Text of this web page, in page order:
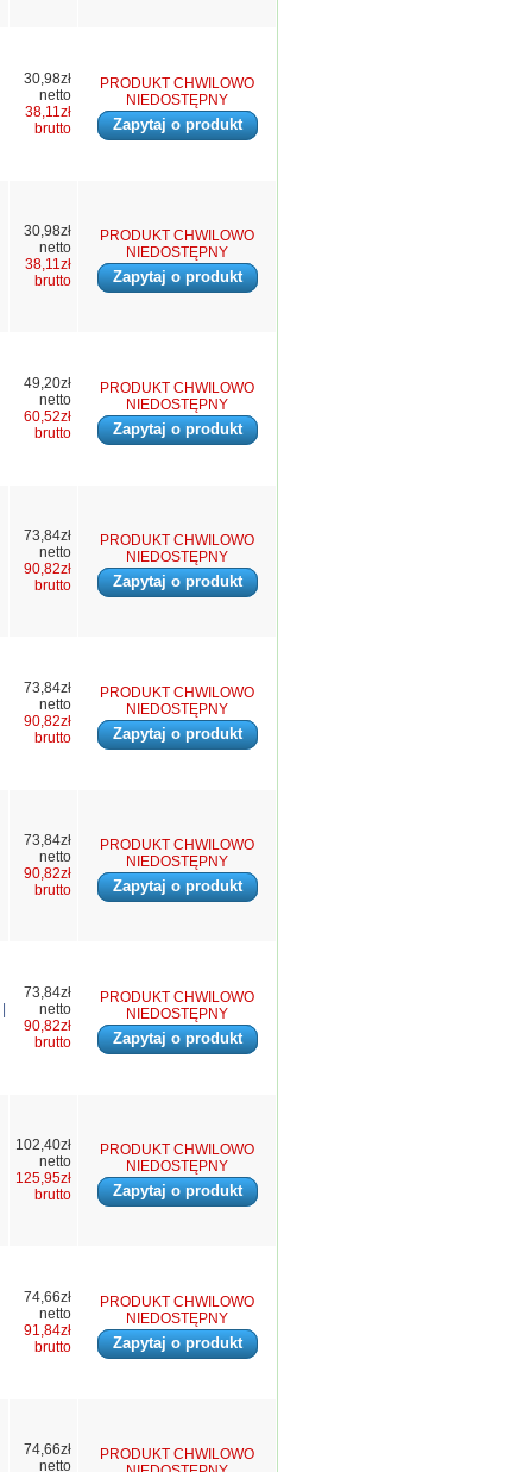
30,98zł
netto
38,11zł
brutto
PRODUKT CHWILOWO
NIEDOSTĘPNY
Zapytaj o produkt
30,98zł
netto
38,11zł
brutto
PRODUKT CHWILOWO
NIEDOSTĘPNY
Zapytaj o produkt
49,20zł
netto
60,52zł
brutto
PRODUKT CHWILOWO
NIEDOSTĘPNY
Zapytaj o produkt
73,84zł
netto
90,82zł
brutto
PRODUKT CHWILOWO
NIEDOSTĘPNY
Zapytaj o produkt
73,84zł
netto
90,82zł
brutto
PRODUKT CHWILOWO
NIEDOSTĘPNY
Zapytaj o produkt
73,84zł
netto
90,82zł
brutto
PRODUKT CHWILOWO
NIEDOSTĘPNY
Zapytaj o produkt
73,84zł
netto
90,82zł
brutto
PRODUKT CHWILOWO
NIEDOSTĘPNY
Zapytaj o produkt
102,40zł
netto
125,95zł
brutto
PRODUKT CHWILOWO
NIEDOSTĘPNY
Zapytaj o produkt
74,66zł
netto
91,84zł
brutto
PRODUKT CHWILOWO
NIEDOSTĘPNY
Zapytaj o produkt
74,66zł
netto
PRODUKT CHWILOWO